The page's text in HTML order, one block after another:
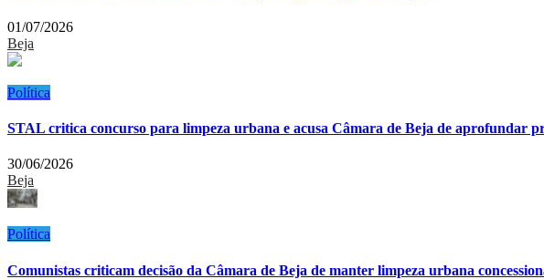
01/07/2026
Beja
Política
STAL critica concurso para limpeza urbana e acusa Câmara de Beja de aprofundar
30/06/2026
Beja
Política
Comunistas criticam decisão da Câmara de Beja de manter limpeza urbana